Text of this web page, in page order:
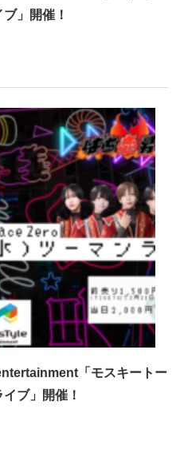
」開催！
「モスキートー
ブ」開催！